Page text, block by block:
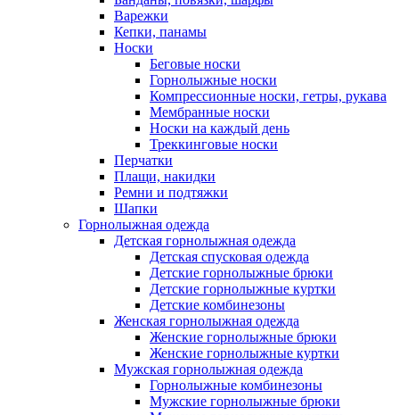
Варежки
Кепки, панамы
Носки
Беговые носки
Горнолыжные носки
Компрессионные носки, гетры, рукава
Мембранные носки
Носки на каждый день
Треккинговые носки
Перчатки
Плащи, накидки
Ремни и подтяжки
Шапки
Горнолыжная одежда
Детская горнолыжная одежда
Детская спусковая одежда
Детские горнолыжные брюки
Детские горнолыжные куртки
Детские комбинезоны
Женская горнолыжная одежда
Женские горнолыжные брюки
Женские горнолыжные куртки
Мужская горнолыжная одежда
Горнолыжные комбинезоны
Мужские горнолыжные брюки